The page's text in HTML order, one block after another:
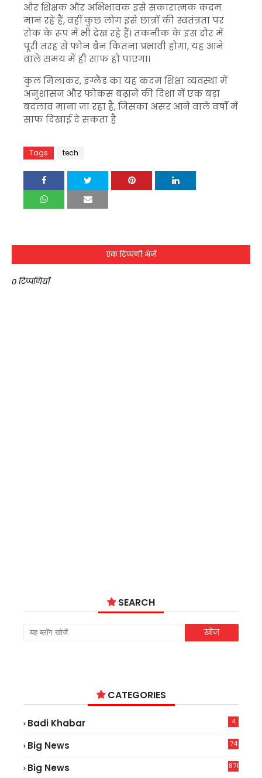
ओर शिक्षक और अभिभावक इसे सकारात्मक कदम
मान रहे हैं, वहीं कुछ लोग इसे छात्रों की स्वतंत्रता पर
रोक के रूप में भी देख रहे हैं। तकनीक के इस दौर में
पूरी तरह से फोन बैन कितना प्रभावी होगा, यह आने
वाले समय में ही साफ हो पाएगा।
कुल मिलाकर, इंग्लैंड का यह कदम शिक्षा व्यवस्था में
अनुशासन और फोकस बढ़ाने की दिशा में एक बड़ा
बदलाव माना जा रहा है, जिसका असर आने वाले वर्षों में
साफ दिखाई दे सकता है
Tags tech
एक टिप्पणी भेजें
0 टिप्पणियाँ
SEARCH
CATEGORIES
Badi Khabar 4
Big News
74
Big News 871